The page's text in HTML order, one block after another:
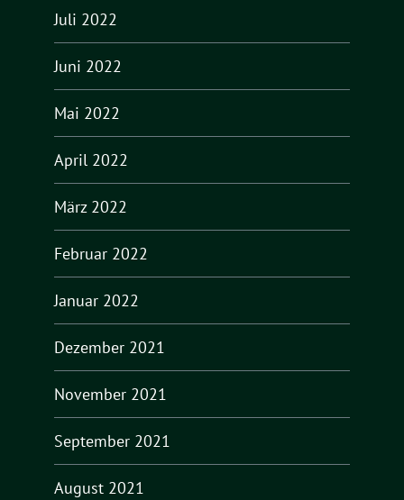
Juli 2022
Juni 2022
Mai 2022
April 2022
März 2022
Februar 2022
Januar 2022
Dezember 2021
November 2021
September 2021
August 2021